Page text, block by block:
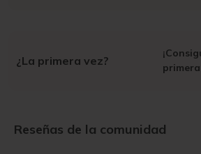
¿La primera vez?
Reseñas de la comunidad